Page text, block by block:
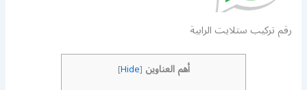
رقم تركيب ستلايت الرابية
أهم العناوين [
Hide
]